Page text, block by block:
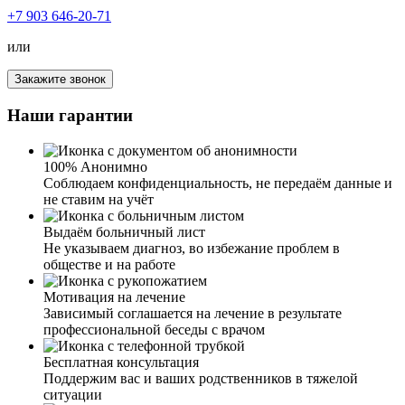
понимал, что это уже затянуло меня сильно, но
остановиться не мог. Решил попробовать и обратился к
вам в клинику. Так как я продолжал работать и
попросту не мог находиться на лечении долгое время,
мне предложили усиленный курс лечения наркомании.
Наркологи вначале провели мне очищение организма, а
дальше началась психотерапия. Был сильно удивлен, как
грамотно и четко мне все разложили по полочкам, дали
бесценные рекомендации, что делать дальше вне
клиники. Спасибо вам огромное!
Я жена наркомана. Узнав по рекомендациям о вашей
клинике, спустя какое-то время, позвонила. И могу с
уверенностью сказать, что это лучший выбор. Общение
с сотрудниками дало мне понять, что у вас работают
+7 903 646-20-71
или
Закажите звонок
Наши гарантии
100% Анонимно
Соблюдаем конфиденциальность, не передаём данные и
не ставим на учёт
Выдаём больничный лист
Не указываем диагноз, во избежание проблем в
обществе и на работе
Мотивация на лечение
Зависимый соглашается на лечение в результате
профессиональной беседы с врачом
Бесплатная консультация
Поддержим вас и ваших родственников в тяжелой
ситуации